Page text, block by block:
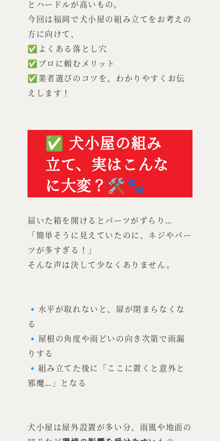
とハードルが高いもの。
今回は福岡で犬小屋の組み立てをお考えの
方に向けて、
✅よくある落とし穴
✅プロに頼むメリット
✅業者選びのコツを、わかりやすくお伝
えします！
✅ 犬小屋の組み
立て、実はこんな
に大変？🛠️🐾
届いた箱を開けるとパーツがずらり…
「簡単そうに見えていたのに、ネジやパー
ツが多すぎる！」
そんな声は決して少なくありません。
🔹水平が取れないと、扉が閉まらなくな
る
🔹屋根の角度や雨どいの向き次第で雨漏
りする
🔹組み立てた後に「ここに置くと意外と
邪魔…」となる
犬小屋は屋外設置が多い分、雨風や地面の